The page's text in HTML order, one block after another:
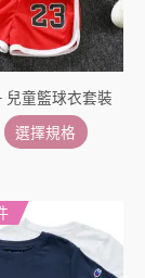
兒童籃球衣套裝
選擇規格
選
項
產
品